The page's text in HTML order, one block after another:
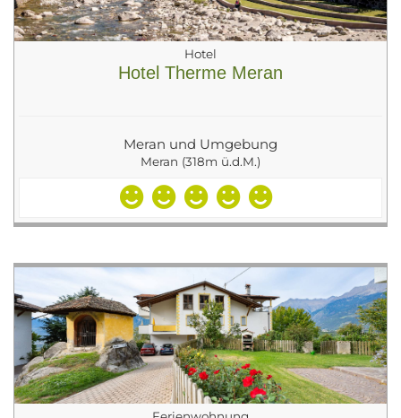
Hotel
Hotel Therme Meran
Meran und Umgebung
Meran (318m ü.d.M.)